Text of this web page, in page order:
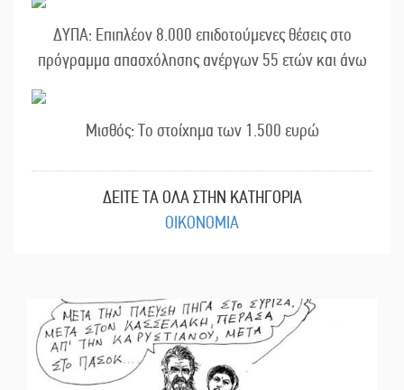
ΔΥΠΑ: Επιπλέον 8.000 επιδοτούμενες θέσεις στο
πρόγραμμα απασχόλησης ανέργων 55 ετών και άνω
Μισθός: Το στοίχημα των 1.500 ευρώ
ΔΕΙΤΕ ΤΑ ΟΛΑ ΣΤΗΝ ΚΑΤΗΓΟΡΙΑ
ΟΙΚΟΝΟΜΙΑ